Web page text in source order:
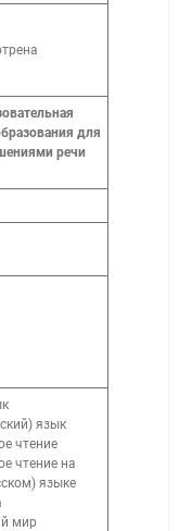
для
речи
язык
чтение
чтение на
языке
мир